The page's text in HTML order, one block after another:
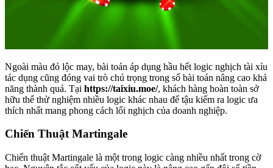
Ngoài màu đỏ lộc may, bài toán áp dụng hầu hết logic nghịch tài xỉu
tác dụng cũng đóng vai trò chú trọng trong số bài toán nâng cao khả
năng thành quả. Tại https://taixiu.moe/, khách hàng hoàn toàn sở
hữu thể thử nghiệm nhiều logic khác nhau để tậu kiếm ra logic ưa
thích nhất mang phong cách lối nghịch của doanh nghiệp.
Chiến Thuật Martingale
Chiến thuật Martingale là một trong logic càng nhiều nhất trong cờ